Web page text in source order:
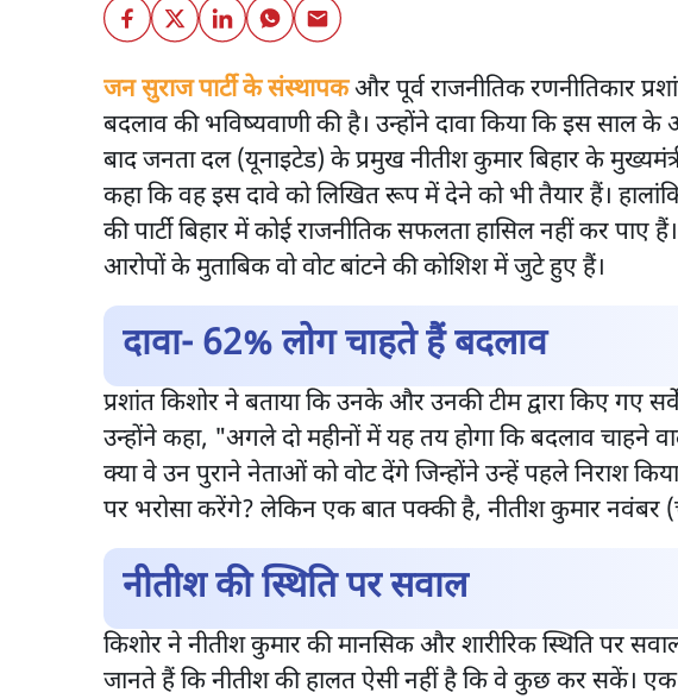
जन सुराज पार्टी के संस्थापकऔर पूर्व राजनीतिक रणनीतिकार
बदलाव की भविष्यवाणी की है। उन्होंने दावा किया कि इस साल
बाद जनता दल (यूनाइटेड) के प्रमुख नीतीश कुमार बिहार के
कहा कि वह इस दावे को लिखित रूप में देने को भी तैयार हैं।
की पार्टी बिहार में कोई राजनीतिक सफलता हासिल नहीं कर
आरोपों के मुताबिक वो वोट बांटने की कोशिश में जुटे हुए हैं।
दावा- 62% लोग चाहते हैं बदलाव
प्रशांत किशोर ने बताया कि उनके और उनकी टीम द्वारा किए गए
उन्होंने कहा, "अगले दो महीनों में यह तय होगा कि बदलाव चाहने
क्या वे उन पुराने नेताओं को वोट देंगे जिन्होंने उन्हें पहले निराश
पर भरोसा करेंगे? लेकिन एक बात पक्की है, नीतीश कुमार नवंबर
नीतीश की स्थिति पर सवाल
किशोर ने नीतीश कुमार की मानसिक और शारीरिक स्थिति पर
जानते हैं कि नीतीश की हालत ऐसी नहीं है कि वे कुछ कर सकें। एक